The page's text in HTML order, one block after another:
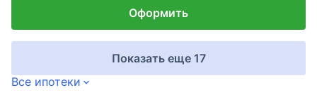
Оформить
Показать еще 17
Все ипотеки